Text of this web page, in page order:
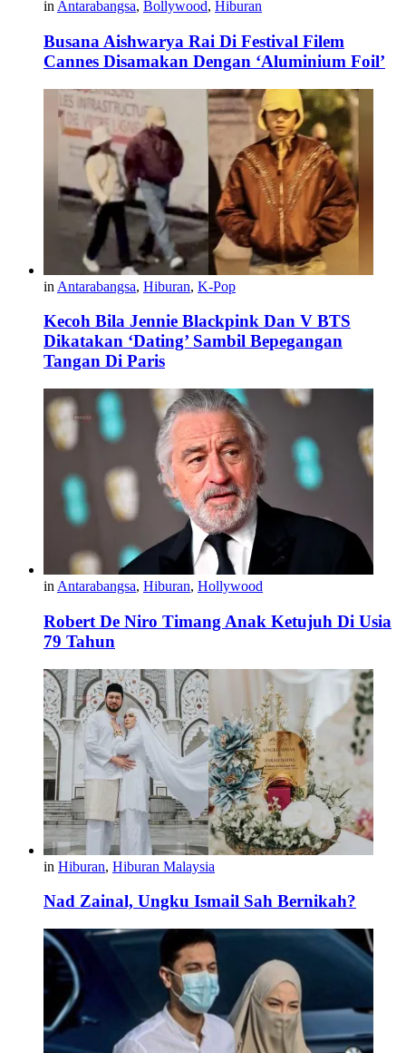
in Antarabangsa, Bollywood, Hiburan
Busana Aishwarya Rai Di Festival Filem
Cannes Disamakan Dengan ‘Aluminium Foil’
in Antarabangsa, Hiburan, K-Pop
Kecoh Bila Jennie Blackpink Dan V BTS
Dikatakan ‘Dating’ Sambil Bepegangan
Tangan Di Paris
in Antarabangsa, Hiburan, Hollywood
Robert De Niro Timang Anak Ketujuh Di Usia
79 Tahun
in Hiburan, Hiburan Malaysia
Nad Zainal, Ungku Ismail Sah Bernikah?